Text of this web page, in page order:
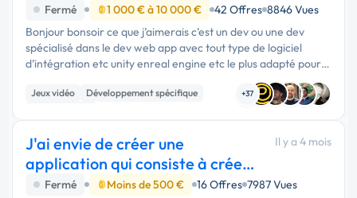
Fermé 1 000 € à 10 000 € 42 Offres 8846 Vues
Bonjour bonsoir ce que j’aimerais c’est un dev ou une dev
spécialisé dans le dev web app avec tout type de logiciel
d’intégration etc unity enreal engine etc le plus adapté pour
un jeux web app addictif ce que j’aimerais c’est un jeux avec
un …
Jeux vidéo
Développement spécifique
+37
J'ai envie de créer une
application qui consiste à créer
des animation
Il y a 4 mois
Fermé Moins de 500 € 16 Offres 7987 Vues